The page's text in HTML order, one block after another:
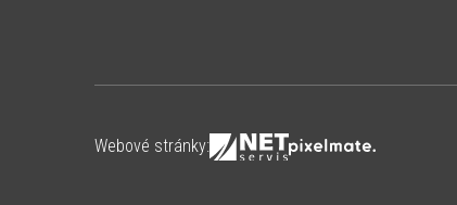
Webové stránky: